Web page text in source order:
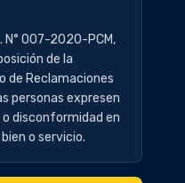
N° 007-2020-PCM,
de la
de Reclamaciones
personas expresen
disconformidad en
o servicio.